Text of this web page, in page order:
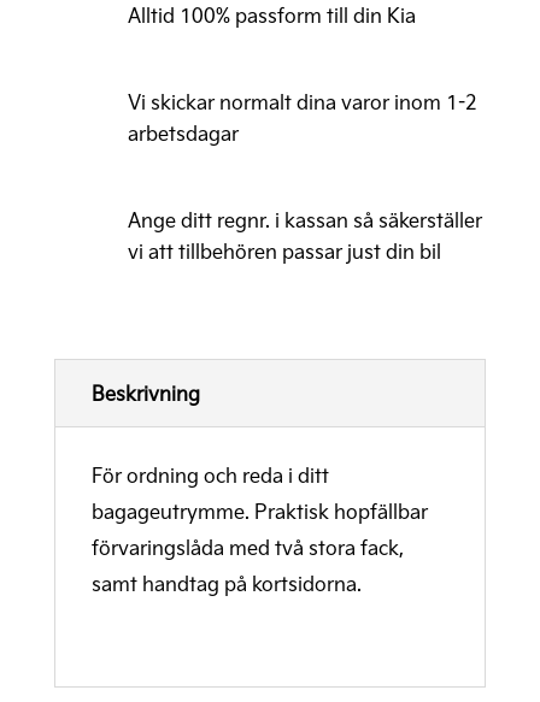
Alltid 100% passform till din Kia
Vi skickar normalt dina varor inom 1-2
arbetsdagar
Ange ditt regnr. i kassan så säkerställer
vi att tillbehören passar just din bil
Beskrivning
För ordning och reda i ditt
bagageutrymme. Praktisk hopfällbar
förvaringslåda med två stora fack,
samt handtag på kortsidorna.